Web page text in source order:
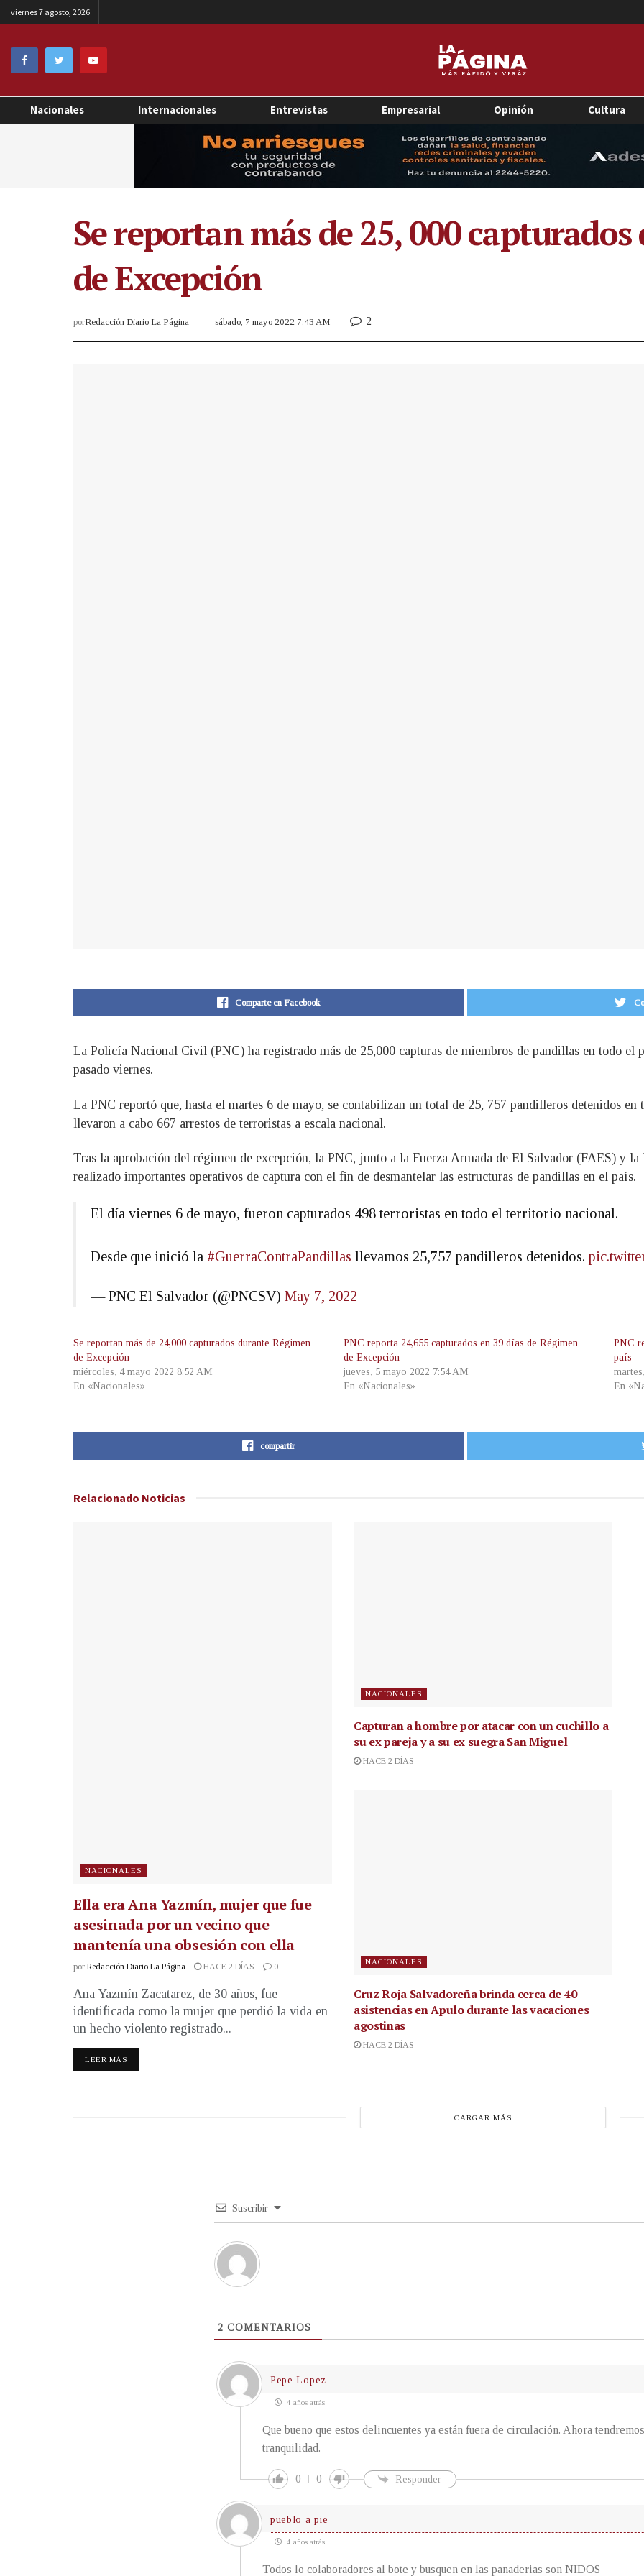
viernes 7 agosto, 2026
Nacionales Internacionales Entrevistas Empresarial Opinión Cultura
Se reportan más de 25, 000
de Excepción
porRedacción Diario La Página sábado, 7 mayo 2022 7:43 AM 2
Comparte en Facebook
La Policía Nacional Civil (PNC) ha registrado más de 25,000 capturas de miembros de pandillas en todo el
pasado viernes.
La PNC reportó que, hasta el martes 6 de mayo, se contabilizan un total de 25, 757 pandilleros detenidos en
llevaron a cabo 667 arrestos de terroristas a escala nacional.
Tras la aprobación del régimen de excepción, la PNC, junto a la Fuerza Armada de El Salvador (FAES) y
realizado importantes operativos de captura con el fin de desmantelar las estructuras de pandillas en el país.
El día viernes 6 de mayo, fueron capturados 498 terroristas en todo el territorio nacional.
Desde que inició la #GuerraContraPandillas llevamos 25,757 pandilleros detenidos.
— PNC El Salvador (@PNCSV) May 7, 2022
Se reportan más de 24,000 capturados durante Régimen
de Excepción
miércoles, 4 mayo 2022 8:52 AM
En «Nacionales»
PNC reporta 24,655 capturados en 39 días de Régimen
de Excepción
jueves, 5 mayo 2022 7:54 AM
En «Nacionales»
PNC
país
En
compartir
Relacionado Noticias
NACIONALES
Ella era Ana Yazmín, mujer que fue
asesinada por un vecino que
mantenía una obsesión con ella
por Redacción Diario La Página HACE 2 DÍAS 0
Ana Yazmín Zacatarez, de 30 años, fue
identificada como la mujer que perdió la vida en
un hecho violento registrado...
LEER MÁS
NACIONALES
Capturan a hombre por atacar con un cuchillo a
su ex pareja y a su ex suegra San Miguel
HACE 2 DÍAS
NACIONALES
Cruz Roja Salvadoreña brinda cerca de 40
asistencias en Apulo durante las vacaciones
agostinas
HACE 2 DÍAS
CARGAR MÁS
Suscribir
2 COMENTARIOS
Pepe Lopez
4 años atrás
Que bueno que estos delincuentes ya están fuera de circulación. Ahora
tranquilidad.
0 0 Responder
pueblo a pie
4 años atrás
Todos lo colaboradores al bote y busquen en las panaderias son NIDOS